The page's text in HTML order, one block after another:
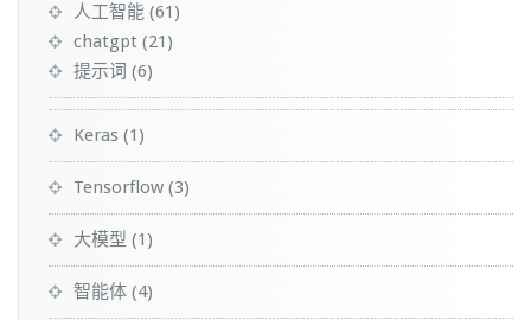
人工智能 (61)
chatgpt (21)
提示词 (6)
Keras (1)
Tensorflow (3)
大模型 (1)
智能体 (4)